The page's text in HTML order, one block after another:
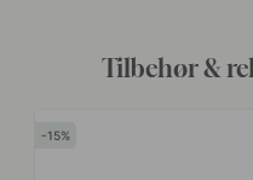
Tilbehør &
15